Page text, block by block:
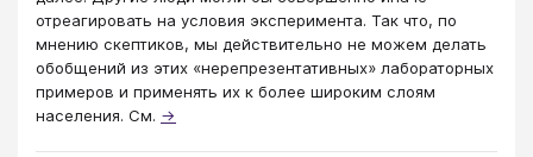
отреагировать на условия эксперимента. Так что, по
мнению скептиков, мы действительно не можем делать
обобщений из этих «нерепрезентативных» лабораторных
примеров и применять их к более широким слоям
населения. См. →